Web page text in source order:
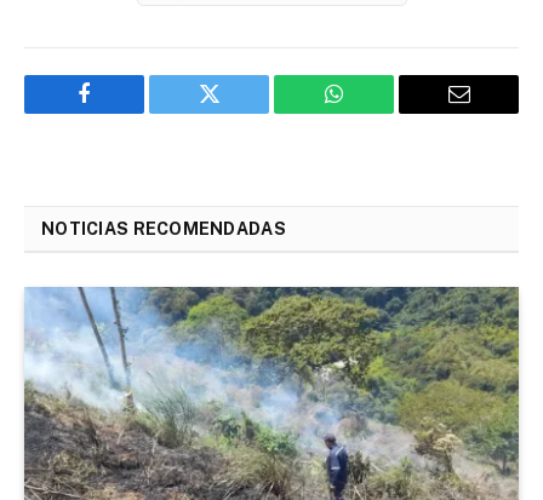
Facebook Twitter WhatsApp Email
NOTICIAS RECOMENDADAS